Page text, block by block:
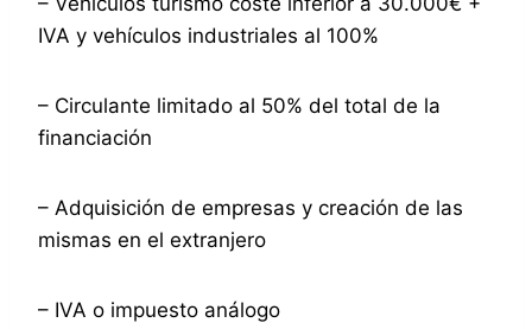
IVA y vehículos industriales al 100%
– Circulante limitado al 50% del total de la
financiación
– Adquisición de empresas y creación de las
mismas en el extranjero
– IVA o impuesto análogo